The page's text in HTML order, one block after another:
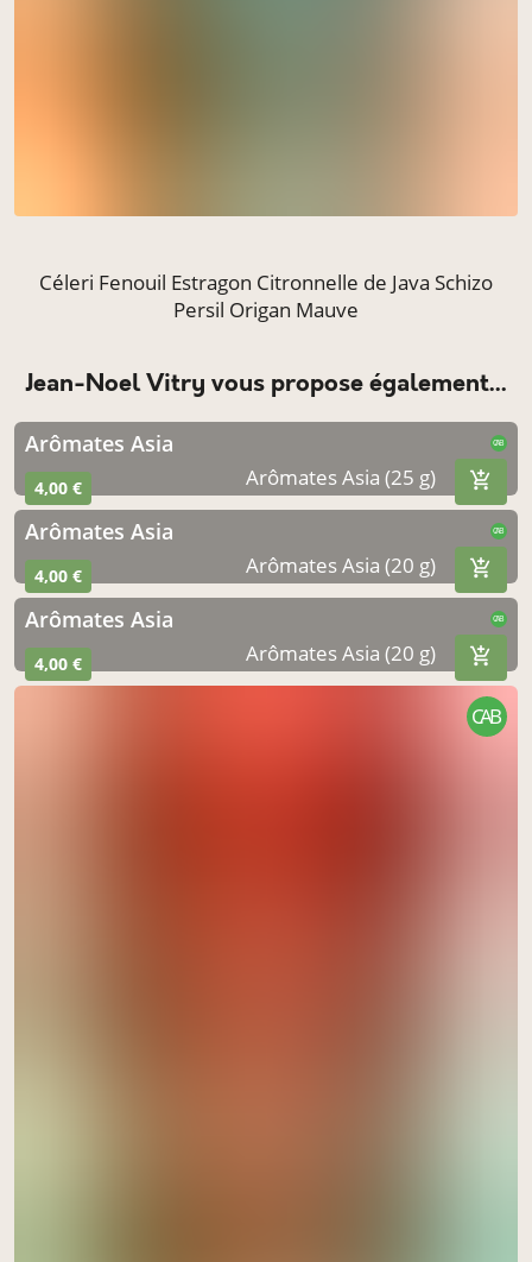
Céleri Fenouil Estragon Citronnelle de Java Schizo
Persil Origan Mauve
Jean-Noel Vitry vous propose également...
Arômates Asia CAB
4,00 € Arômates Asia (25 g)
Arômates Asia CAB
4,00 € Arômates Asia (20 g)
Arômates Asia CAB
4,00 € Arômates Asia (20 g)
CAB